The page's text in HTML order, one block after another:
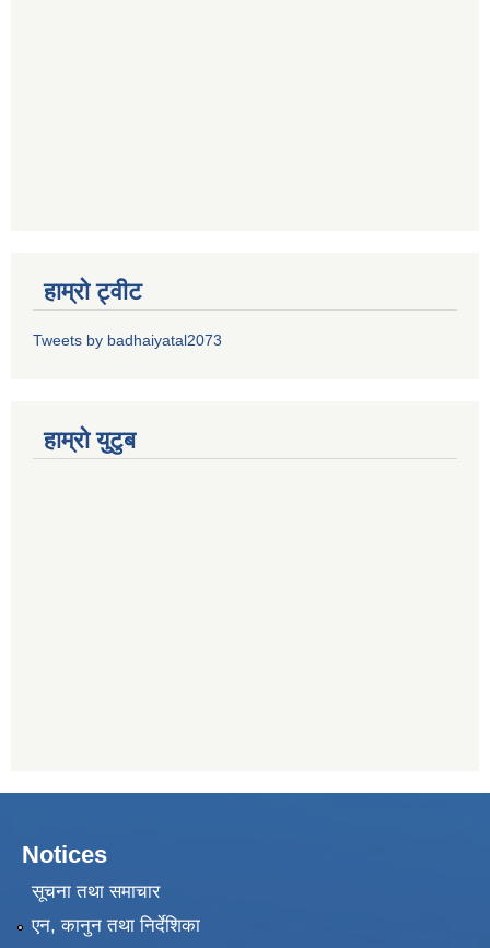
हाम्रो ट्वीट
Tweets by badhaiyatal2073
हाम्रो युटुब
Notices
सूचना तथा समाचार
एन, कानुन तथा निर्देशिका